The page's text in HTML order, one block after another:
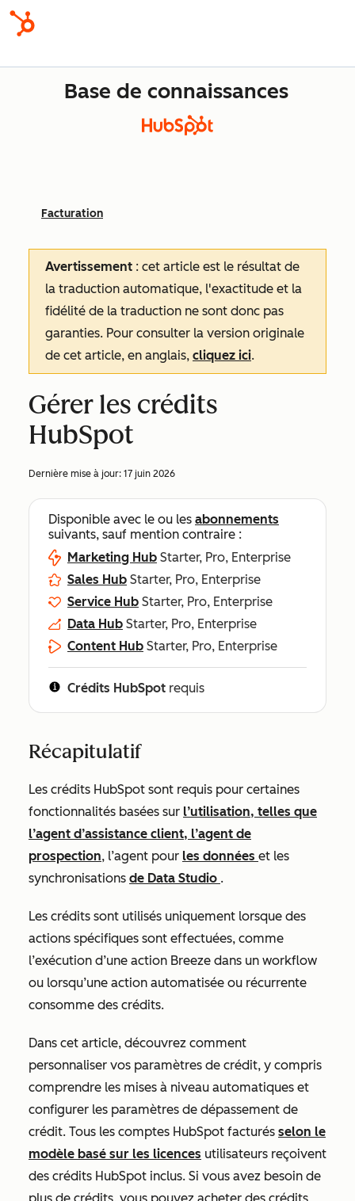
Base de connaissances
Facturation
Avertissement : cet article est le résultat de
la traduction automatique, l'exactitude et la
fidélité de la traduction ne sont donc pas
garanties. Pour consulter la version originale
de cet article, en anglais, cliquez ici.
Gérer les crédits
HubSpot
Dernière mise à jour: 17 juin 2026
Disponible avec le ou les abonnements
suivants, sauf mention contraire :
Marketing Hub Starter, Pro, Enterprise
Sales Hub Starter, Pro, Enterprise
Service Hub Starter, Pro, Enterprise
Data Hub Starter, Pro, Enterprise
Content Hub Starter, Pro, Enterprise
Crédits HubSpot requis
Récapitulatif
Les crédits HubSpot sont requis pour certaines
fonctionnalités basées sur l’utilisation, telles que
l’agent d’assistance client, l’agent de
prospection, l’agent pour les données et les
synchronisations de Data Studio .
Les crédits sont utilisés uniquement lorsque des
actions spécifiques sont effectuées, comme
l’exécution d’une action Breeze dans un workflow
ou lorsqu’une action automatisée ou récurrente
consomme des crédits.
Dans cet article, découvrez comment
personnaliser vos paramètres de crédit, y compris
comprendre les mises à niveau automatiques et
configurer les paramètres de dépassement de
crédit. Tous les comptes HubSpot facturés selon le
modèle basé sur les licences utilisateurs reçoivent
des crédits HubSpot inclus. Si vous avez besoin de